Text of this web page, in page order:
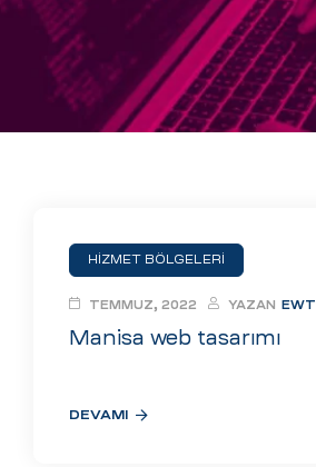
Aday
HİZMET BÖLGELERİ
Manisa web tasarımı
TEMMUZ, 2022 YAZAN EWT
DEVAMI